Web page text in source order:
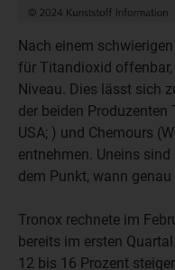
Nach einem
für Titandioxid
Niveau. Dies lässt sich
der beiden
USA; ) und Chemours
entnehmen. Uneins
dem Punkt, wann
Tronox rechnete im
bereits im ersten
12 bis 16 Prozent